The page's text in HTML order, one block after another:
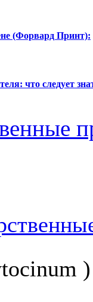
(Форвард Принт):
что следует